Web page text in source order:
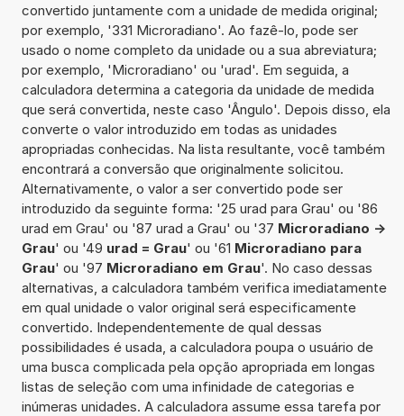
convertido juntamente com a unidade de medida original;
por exemplo, '331 Microradiano'. Ao fazê-lo, pode ser
usado o nome completo da unidade ou a sua abreviatura;
por exemplo, 'Microradiano' ou 'urad'. Em seguida, a
calculadora determina a categoria da unidade de medida
que será convertida, neste caso 'Ângulo'. Depois disso, ela
converte o valor introduzido em todas as unidades
apropriadas conhecidas. Na lista resultante, você também
encontrará a conversão que originalmente solicitou.
Alternativamente, o valor a ser convertido pode ser
introduzido da seguinte forma: '25 urad para Grau' ou '86
urad em Grau' ou '87 urad a Grau' ou '37 Microradiano ->
Grau' ou '49 urad = Grau' ou '61 Microradiano para
Grau' ou '97 Microradiano em Grau'. No caso dessas
alternativas, a calculadora também verifica imediatamente
em qual unidade o valor original será especificamente
convertido. Independentemente de qual dessas
possibilidades é usada, a calculadora poupa o usuário de
uma busca complicada pela opção apropriada em longas
listas de seleção com uma infinidade de categorias e
inúmeras unidades. A calculadora assume essa tarefa por